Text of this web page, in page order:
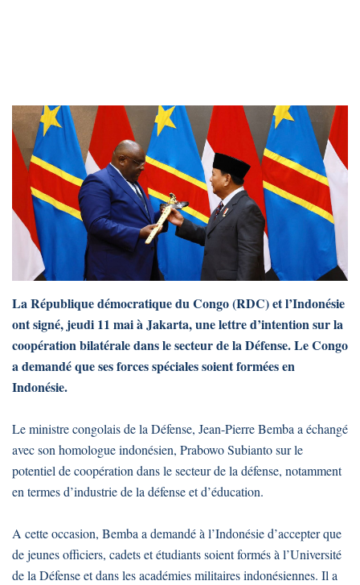
La République démocratique du Congo (RDC) et l’Indonésie
ont signé, jeudi 11 mai à Jakarta, une lettre d’intention sur la
coopération bilatérale dans le secteur de la Défense. Le Congo
a demandé que ses forces spéciales soient formées en
Indonésie.
Le ministre congolais de la Défense, Jean-Pierre Bemba a échangé
avec son homologue indonésien, Prabowo Subianto sur le
potentiel de coopération dans le secteur de la défense, notamment
en termes d’industrie de la défense et d’éducation.
A cette occasion, Bemba a demandé à l’Indonésie d’accepter que
de jeunes officiers, cadets et étudiants soient formés à l’Université
de la Défense et dans les académies militaires indonésiennes. Il a